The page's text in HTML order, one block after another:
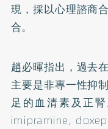
現，採以心理諮商
合。
趙必暉指出，過去
主要是非專一性抑
足的血清素及正
imipramine,